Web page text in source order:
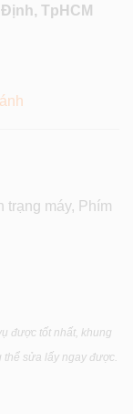
TpHCM
trạng máy, Phím
được tốt nhất, khung
sửa lấy ngay được.